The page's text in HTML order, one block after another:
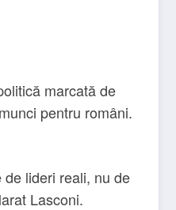
marcată de
pentru români.
lideri reali, nu de
Lasconi.